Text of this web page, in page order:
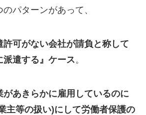
パターンがあって、
許可がない会社が請負と称して
派遣する』ケース。
があきらかに雇用しているのに
主等の扱い)にして労働者保護の